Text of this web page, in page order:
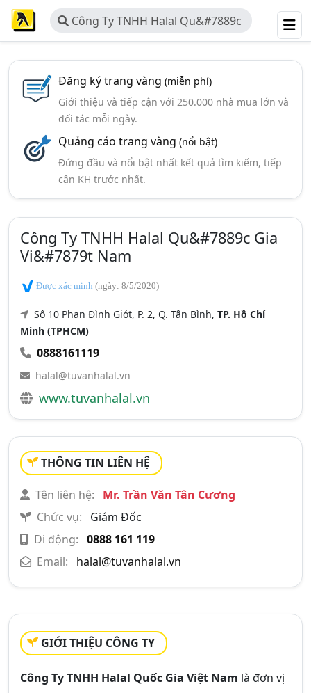
Công Ty TNHH Halal Qu&#7889c
Gia Vi&#7879t Nam
Đăng ký trang vàng (miễn phí)
Giới thiệu và tiếp cận với 250.000 nhà mua lớn và
đối tác mỗi ngày.
Quảng cáo trang vàng (nổi bật)
Đứng đầu và nổi bật nhất kết quả tìm kiếm, tiếp
cận KH trước nhất.
Công Ty TNHH Halal Qu&#7889c Gia
Vi&#7879t Nam
Được xác minh (ngày: 8/5/2020)
Số 10 Phan Đình Giót, P. 2, Q. Tân Bình, TP. Hồ Chí
Minh (TPHCM)
0888161119
halal@tuvanhalal.vn
www.tuvanhalal.vn
THÔNG TIN LIÊN HỆ
Tên liên hệ:
Mr. Trần Văn Tân Cương
Chức vụ:
Giám Đốc
Di động: 0888 161 119
Email:
halal@tuvanhalal.vn
GIỚI THIỆU CÔNG TY
Công Ty TNHH Halal Quốc Gia Việt Nam là đơn vị